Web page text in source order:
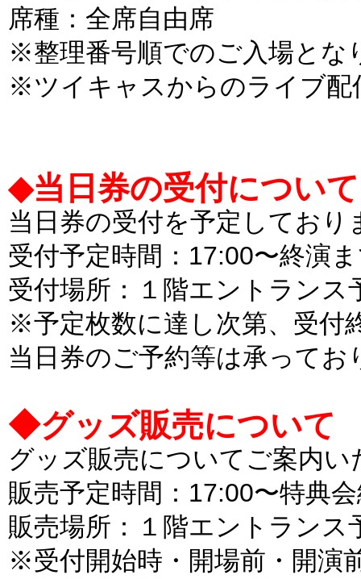
席種：全席自由席
※整理番号順でのご入場とな
※ツイキャスからのライブ配
◆当日券の受付につい
当日券の受付を予定しており
受付予定時間：17:00〜終演
受付場所：１階エントランス
※予定枚数に達し次第、受付
当日券のご予約等は承って
◆グッズ販売につい
グッズ販売についてご案内い
販売予定時間：17:00〜特典
販売場所：１階エントランス
※受付開始時・開場前・開演